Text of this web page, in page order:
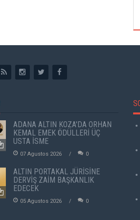
ADANA ALTIN KOZA'DA ORHAN
KEMAL EMEK ÖDÜLLERİ ÜÇ
USTA İSME
07 Agustos 2026 0
ALTIN PORTAKAL JÜRİSİNE
DERVİŞ ZAİM BAŞKANLIK
EDECEK
05 Agustos 2026 0